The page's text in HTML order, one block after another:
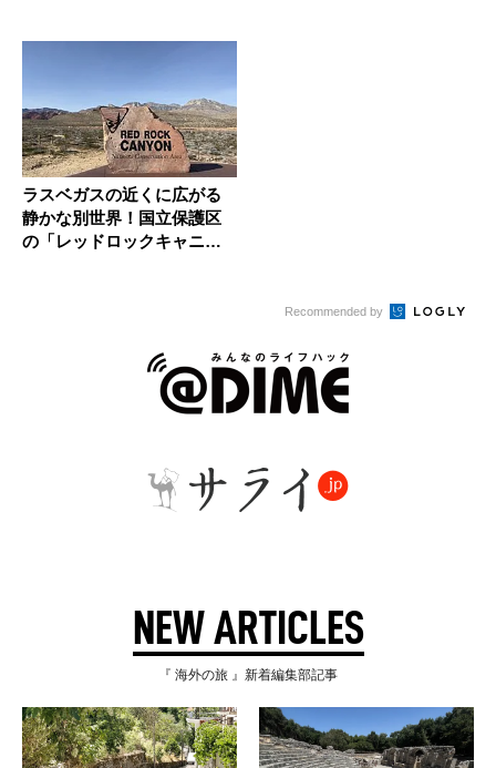
ラスベガスの近くに広がる
静かな別世界！国立保護区
の「レッドロックキャニオ
Recommended by
NEW ARTICLES
『 海外の旅 』新着編集部記事